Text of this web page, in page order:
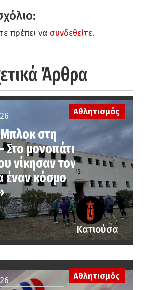
πρέπει να συνδεθείτε.
Άρθρα
Αθλητισμός
στη
Στο μονοπάτι
νίκησαν τον
έναν κόσμο
Κατιούσα
Αθλητισμός